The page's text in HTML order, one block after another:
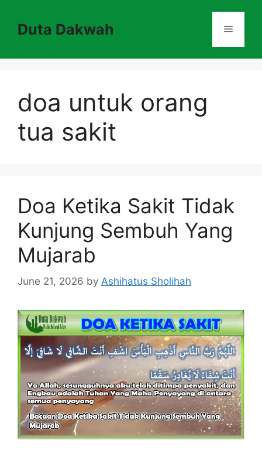
contentDuta Dakwah Menu
doa untuk orang
tua sakit
Doa Ketika Sakit Tidak
Kunjung Sembuh Yang
Mujarab
June 21, 2026 by Ashihatus Sholihah